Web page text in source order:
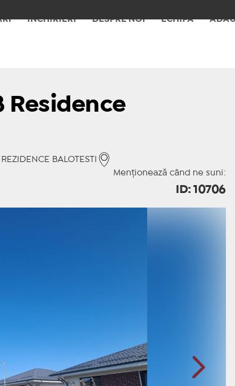
ÎNCHIRIERI DESPRE NOI ECHIPA
Residence
BALOTESTI
Menționează când ne suni:
ID: 10706